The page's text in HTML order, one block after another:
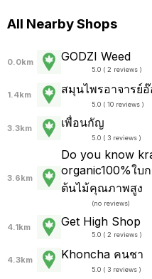
All Nearby Shops
0.0km GODZI Weed
5.0 ( 2 reviews )
1.4km สมุนไพรอาจารย์
5.0 ( 10 reviews )
3.3km เพื่อนกัญ
5.0 ( 3 reviews )
3.6km
Do you know
organic100%ใ
ต้นไม้คุณภาพสูง
(no reviews)
4.1km Get High Shop
5.0 ( 2 reviews )
4.3km Khoncha คนชา
5.0 ( 3 reviews )